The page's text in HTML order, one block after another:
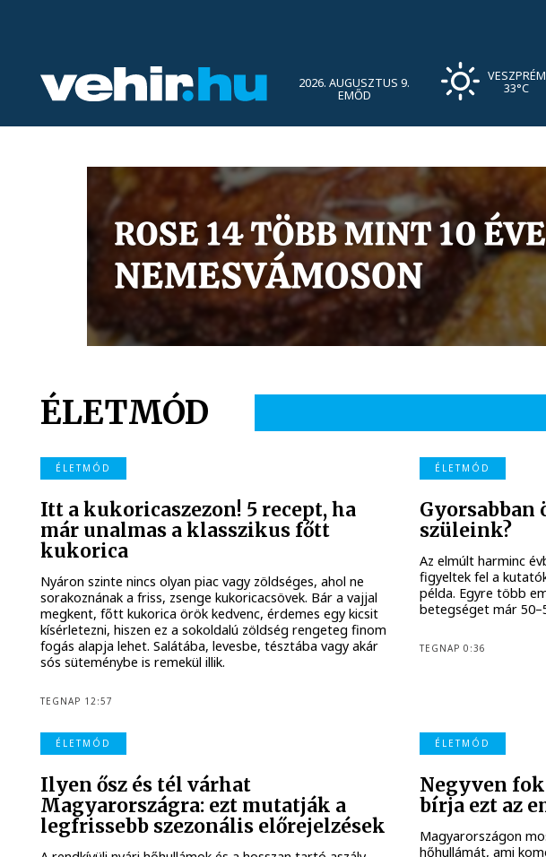
2026. AUGUSZTUS 9.
EMŐD
VESZPRÉM
33°C
ÉLETMÓD
ÉLETMÓD
Itt a kukoricaszezon! 5 recept, ha
már unalmas a klasszikus főtt
kukorica
Nyáron szinte nincs olyan piac vagy zöldséges, ahol ne
sorakoznának a friss, zsenge kukoricacsövek. Bár a vajjal
megkent, főtt kukorica örök kedvenc, érdemes egy kicsit
kísérletezni, hiszen ez a sokoldalú zöldség rengeteg finom
fogás alapja lehet. Salátába, levesbe, tésztába vagy akár
sós süteménybe is remekül illik.
TEGNAP 12:57
ÉLETMÓD
Gyorsabban
szüleink?
Az elmúlt harminc
figyeltek fel a
példa. Egyre több
betegséget már
TEGNAP 0:36
ÉLETMÓD
Ilyen ősz és tél várhat
Magyarországra: ezt mutatják a
legfrissebb szezonális előrejelzések
ÉLETMÓD
Negyven
bírja ezt az
Magyarországon
hőhullámát, ami